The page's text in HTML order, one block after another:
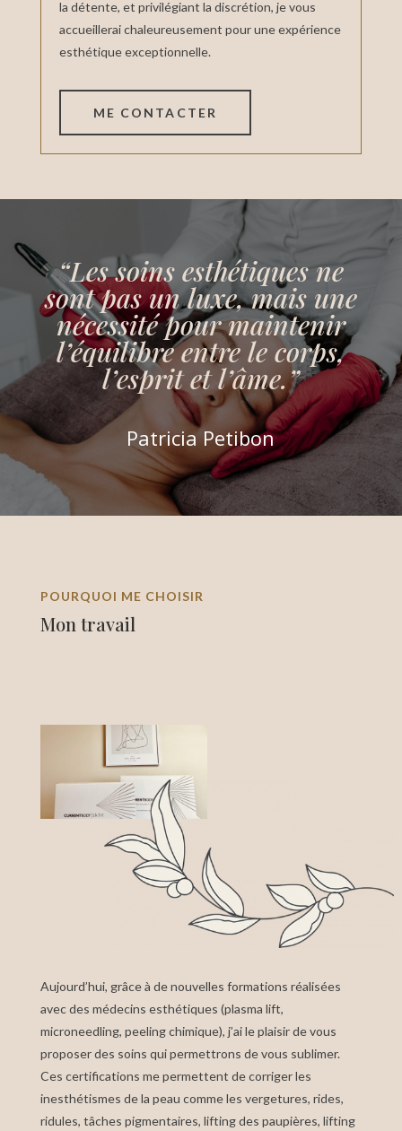
la détente, et privilégiant la discrétion, je vous
accueillerai chaleureusement pour une expérience
esthétique exceptionnelle.
ME CONTACTER
“Les soins esthétiques ne
sont pas un luxe, mais une
nécessité pour maintenir
l’équilibre entre le corps,
l’esprit et l’âme.”
Patricia Petibon
POURQUOI ME CHOISIR
Mon travail
Aujourd’hui, grâce à de nouvelles formations réalisées
avec des médecins esthétiques (plasma lift,
microneedling, peeling chimique), j’ai le plaisir de vous
proposer des soins qui permettrons de vous sublimer.
Ces certifications me permettent de corriger les
inesthétismes de la peau comme les vergetures, rides,
ridules, tâches pigmentaires, lifting des paupières, lifting